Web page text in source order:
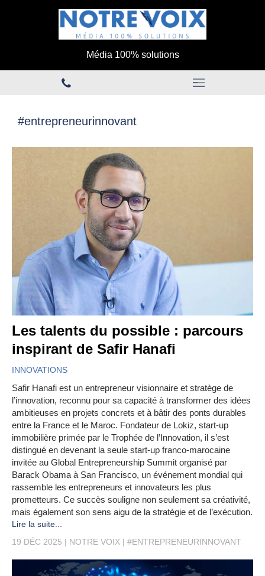
Média 100% solutions
#entrepreneurinnovant
Les talents du possible : parcours
inspirant de Safir Hanafi
INNOVATIONS
Safir Hanafi est un entrepreneur visionnaire et stratège de
l’innovation, reconnu pour sa capacité à transformer des idées
ambitieuses en projets concrets et à bâtir des ponts durables
entre la France et le Maroc. Fondateur de Lokiz, start-up
immobilière primée par le Trophée de l’Innovation, il s’est
distingué en devenant la seule start-up franco-marocaine
invitée au Global Entrepreneurship Summit organisé par
Barack Obama à San Francisco, un événement mondial qui
rassemble les entrepreneurs et innovateurs les plus
prometteurs. Ce succès souligne non seulement sa créativité,
mais également son sens aigu de la stratégie et de l’exécution.
Lire la suite...
19 DÉC 2025
NOTRE VOIX #ENTREPRENEURINNOVANT